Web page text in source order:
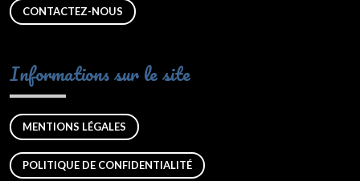
CONTACTEZ-NOUS
Informations sur le site
MENTIONS LÉGALES
POLITIQUE DE CONFIDENTIALITÉ